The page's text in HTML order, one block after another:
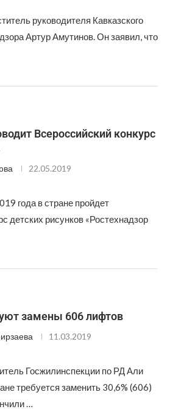
руководителя Кавказского
Артур Амутинов. Он заявил, что
Всероссийский конкурс
22.05.2019
года в стране пройдет
детских рисунков «Ростехнадзор
замены 606 лифтов
11.03.2019
Госжилинспекции по РД Али
требуется заменить 30,6% (606)
…